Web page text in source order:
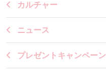
カルチャー
ニュース
プレゼントキャンペーン